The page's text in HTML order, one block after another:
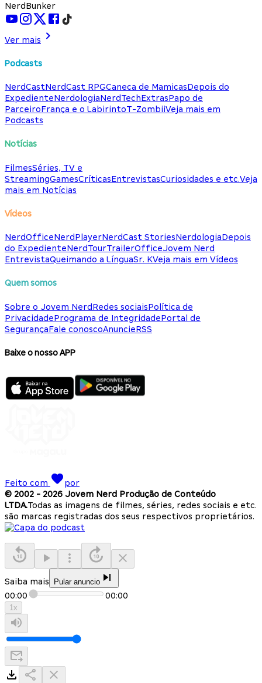
NerdBunker
Ver mais
Podcasts
NerdCastNerdCast RPGCaneca de MamicasDepois do
ExpedienteNerdologiaNerdTechExtrasPapo de
ParceiroFrança e o LabirintoT-ZombiiVeja mais em
Podcasts
Notícias
FilmesSéries, TV e
StreamingGamesCríticasEntrevistasCuriosidades e etc.Veja
mais em Notícias
Vídeos
NerdOfficeNerdPlayerNerdCast StoriesNerdologiaDepois
do ExpedienteNerdTourTrailerOfficeJovem Nerd
EntrevistaQueimando a LínguaSr. KVeja mais em Vídeos
Quem somos
Sobre o Jovem NerdRedes sociaisPolítica de
PrivacidadePrograma de IntegridadePortal de
SegurançaFale conoscoAnuncieRSS
Baixe o nosso APP
Feito com
por
© 2002 - 2026 Jovem Nerd Produção de Conteúdo
LTDA.Todas as imagens de filmes, séries, redes sociais e etc.
são marcas registradas dos seus respectivos proprietários.
Saiba mais Pular anuncio
00:00 00:00
1x